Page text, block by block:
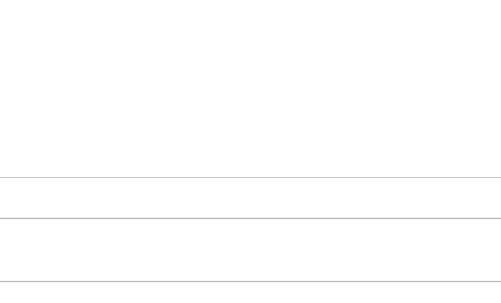
Igreja Nova 19 Julho